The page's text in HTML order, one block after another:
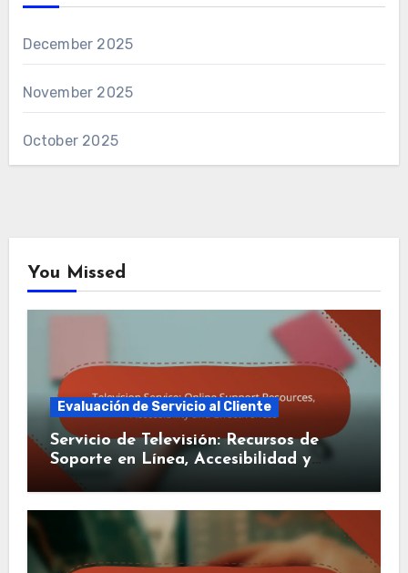
December 2025
November 2025
October 2025
You Missed
Evaluación de Servicio al Cliente
Servicio de Televisión: Recursos de
Soporte en Línea, Accesibilidad y
Efectividad